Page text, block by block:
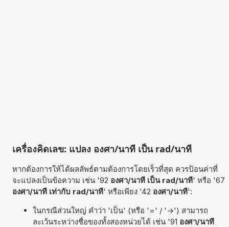
เครื่องคิดเลข: แปลง องศา/นาที เป็น rad/นาที
หากต้องการให้ได้ผลลัพธ์ตามต้องการโดยเร็วที่สุด ควรป้อนค่าที่
จะแปลงเป็นข้อความ เช่น '92 องศา/นาที เป็น rad/นาที' หรือ '67
องศา/นาที เท่ากับ rad/นาที' หรือเพียง '42 องศา/นาที':
ในกรณีส่วนใหญ่ คำว่า 'เป็น' (หรือ '=' / '->') สามารถ
ละเว้นระหว่างชื่อของทั้งสองหน่วยได้ เช่น '91 องศา/นาที